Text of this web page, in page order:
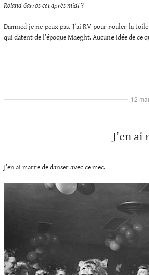
Roland Garros cet après midi?
Damned je ne peux pas. J’ai RV pour rouler la
qui datent de l’époque Maeght. Aucune idée de ce
J’en
J’en ai marre de danser avec ce mec.
12